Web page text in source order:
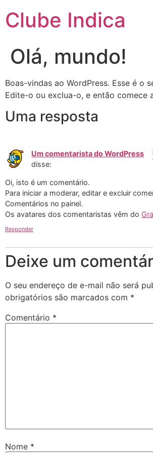
Clube Indica
Olá, mundo!
Boas-vindas ao WordPress. Esse é o
Edite-o ou exclua-o, e então comece
Uma resposta
Um comentarista do WordPress
disse:
Oi, isto é um comentário.
Para iniciar a moderar, editar e excluir
Comentários no painel.
Os avatares dos comentaristas vêm do
Responder
Deixe um
O seu endereço de e-mail não será
obrigatórios são marcados com *
Comentário *
Nome *